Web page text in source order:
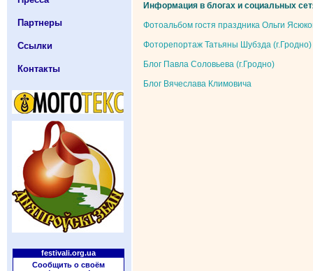
Партнеры
Ссылки
Контакты
festivali.org.ua
Информация в блогах и социальных
Фотоальбом гостя праздника Ольги
Фоторепортаж Татьяны Шубзда (г.Гродно)
Блог Павла Соловьева (г.Гродно)
Блог Вячеслава Климовича